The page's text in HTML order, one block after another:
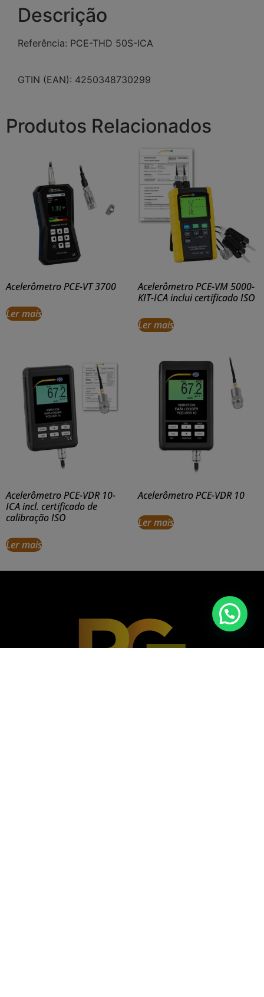
Descrição
Referência: PCE-THD 50S-ICA
GTIN (EAN): 4250348730299
Produtos Relacionados
Acelerômetro PCE-VT 3700
Ler mais
Acelerômetro PCE-VM 5000-
KIT-ICA inclui certificado ISO
Ler mais
Acelerômetro PCE-VDR 10-
ICA incl. certificado de
calibração ISO
Ler mais
Acelerômetro PCE-VDR 10
Ler mais